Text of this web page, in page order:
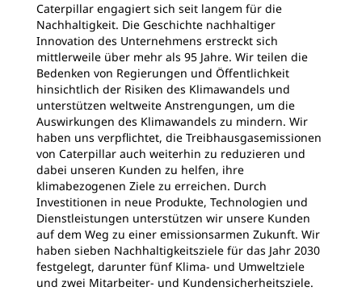
Caterpillar engagiert sich seit langem für die
Nachhaltigkeit. Die Geschichte nachhaltiger
Innovation des Unternehmens erstreckt sich
mittlerweile über mehr als 95 Jahre. Wir teilen die
Bedenken von Regierungen und Öffentlichkeit
hinsichtlich der Risiken des Klimawandels und
unterstützen weltweite Anstrengungen, um die
Auswirkungen des Klimawandels zu mindern. Wir
haben uns verpflichtet, die Treibhausgasemissionen
von Caterpillar auch weiterhin zu reduzieren und
dabei unseren Kunden zu helfen, ihre
klimabezogenen Ziele zu erreichen. Durch
Investitionen in neue Produkte, Technologien und
Dienstleistungen unterstützen wir unsere Kunden
auf dem Weg zu einer emissionsarmen Zukunft. Wir
haben sieben Nachhaltigkeitsziele für das Jahr 2030
festgelegt, darunter fünf Klima- und Umweltziele
und zwei Mitarbeiter- und Kundensicherheitsziele.